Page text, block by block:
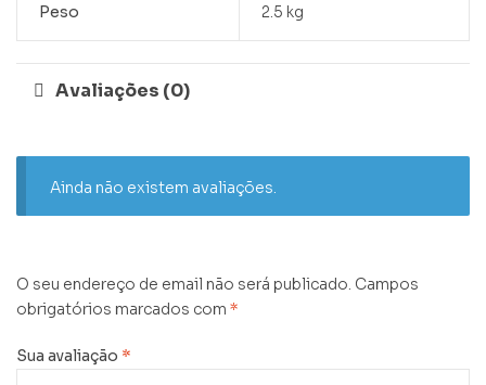
Peso 2.5 kg
Avaliações (0)
Ainda não existem avaliações.
O seu endereço de email não será publicado. Campos
obrigatórios marcados com *
Sua avaliação *